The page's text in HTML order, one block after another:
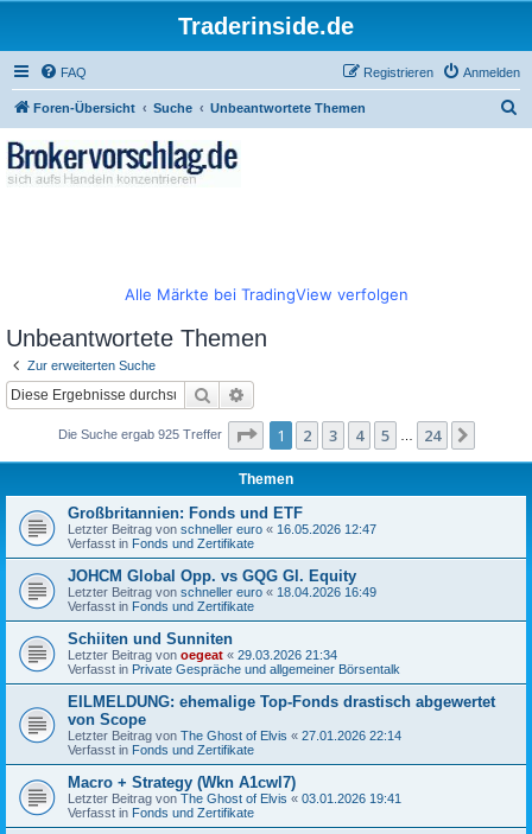
Traderinside.de
FAQ Anmelden
Registrieren
Foren-Übersicht Suche Unbeantwortete Themen
Alle Märkte bei TradingView verfolgen
Unbeantwortete Themen
Zur erweiterten Suche
Suche
Die Suche ergab 925 Treffer Seite 1von 24
1 2 3 4 5 24
Themen
Großbritannien: Fonds und ETF
Letzter Beitrag von schneller euro « 16.05.2026 12:47
Verfasst in Fonds und Zertifikate
JOHCM Global Opp. vs GQG Gl. Equity
Letzter Beitrag von schneller euro « 18.04.2026 16:49
Verfasst in Fonds und Zertifikate
Schiiten und Sunniten
Letzter Beitrag von oegeat « 29.03.2026 21:34
Verfasst in Private Gespräche und allgemeiner Börsentalk
EILMELDUNG: ehemalige Top-Fonds drastisch abgewertet
von Scope
Letzter Beitrag von The Ghost of Elvis « 27.01.2026 22:14
Verfasst in Fonds und Zertifikate
Macro + Strategy (Wkn A1cwl7)
Letzter Beitrag von The Ghost of Elvis « 03.01.2026 19:41
Verfasst in Fonds und Zertifikate